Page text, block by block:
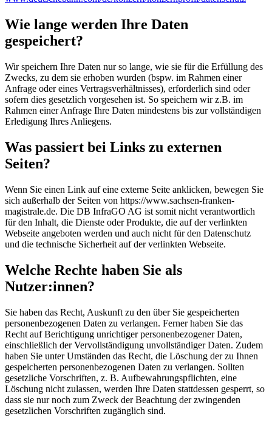
Wie lange werden Ihre Daten
gespeichert?
Wir speichern Ihre Daten nur so lange, wie sie für die Erfüllung des
Zwecks, zu dem sie erhoben wurden (bspw. im Rahmen einer
Anfrage oder eines Vertragsverhältnisses), erforderlich sind oder
sofern dies gesetzlich vorgesehen ist. So speichern wir z.B. im
Rahmen einer Anfrage Ihre Daten mindestens bis zur vollständigen
Erledigung Ihres Anliegens.
Was passiert bei Links zu externen
Seiten?
Wenn Sie einen Link auf eine externe Seite anklicken, bewegen Sie
sich außerhalb der Seiten von https://www.sachsen-franken-
magistrale.de. Die DB InfraGO AG ist somit nicht verantwortlich
für den Inhalt, die Dienste oder Produkte, die auf der verlinkten
Webseite angeboten werden und auch nicht für den Datenschutz
und die technische Sicherheit auf der verlinkten Webseite.
Welche Rechte haben Sie als
Nutzer:innen?
Sie haben das Recht, Auskunft zu den über Sie gespeicherten
personenbezogenen Daten zu verlangen. Ferner haben Sie das
Recht auf Berichtigung unrichtiger personenbezogener Daten,
einschließlich der Vervollständigung unvollständiger Daten. Zudem
haben Sie unter Umständen das Recht, die Löschung der zu Ihnen
gespeicherten personenbezogenen Daten zu verlangen. Sollten
gesetzliche Vorschriften, z. B. Aufbewahrungspflichten, eine
Löschung nicht zulassen, werden Ihre Daten stattdessen gesperrt, so
dass sie nur noch zum Zweck der Beachtung der zwingenden
gesetzlichen Vorschriften zugänglich sind.